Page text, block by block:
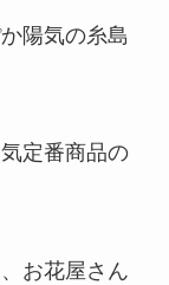
陽気の糸島
定番商品の
お花屋さん